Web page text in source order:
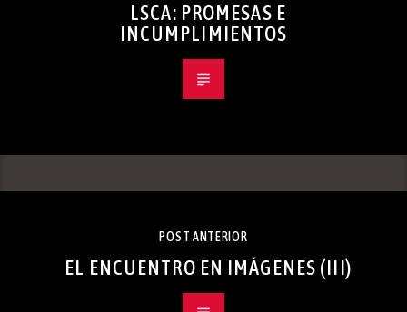
LSCA: PROMESAS E
INCUMPLIMIENTOS
POST ANTERIOR
EL ENCUENTRO EN IMÁGENES (III)